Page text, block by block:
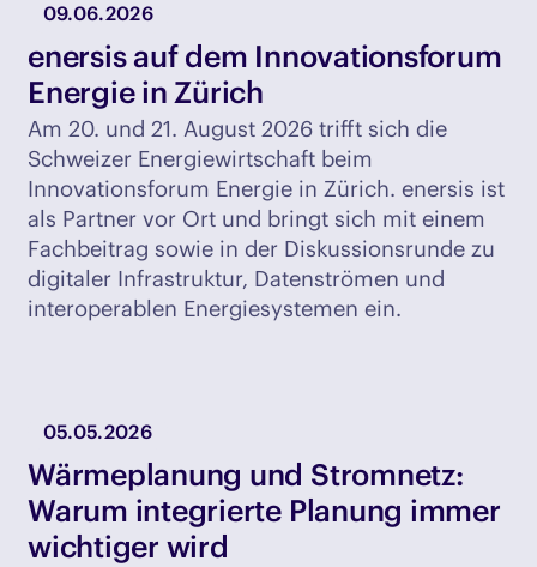
09.06.2026
enersis auf dem Innovationsforum
Energie in Zürich
Am 20. und 21. August 2026 trifft sich die
Schweizer Energiewirtschaft beim
Innovationsforum Energie in Zürich. enersis ist
als Partner vor Ort und bringt sich mit einem
Fachbeitrag sowie in der Diskussionsrunde zu
digitaler Infrastruktur, Datenströmen und
interoperablen Energiesystemen ein.
05.05.2026
Wärmeplanung und Stromnetz:
Warum integrierte Planung immer
wichtiger wird